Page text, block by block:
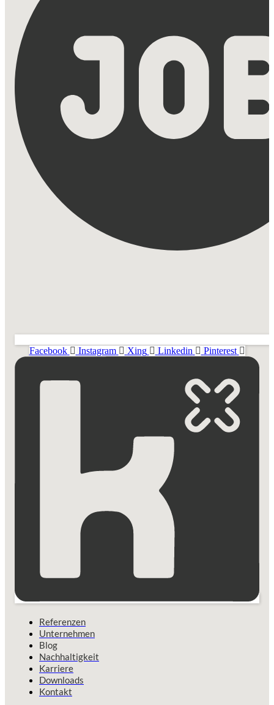
Facebook Instagram Xing Linkedin Pinterest
Referenzen
Unternehmen
Blog
Nachhaltigkeit
Karriere
Downloads
Kontakt